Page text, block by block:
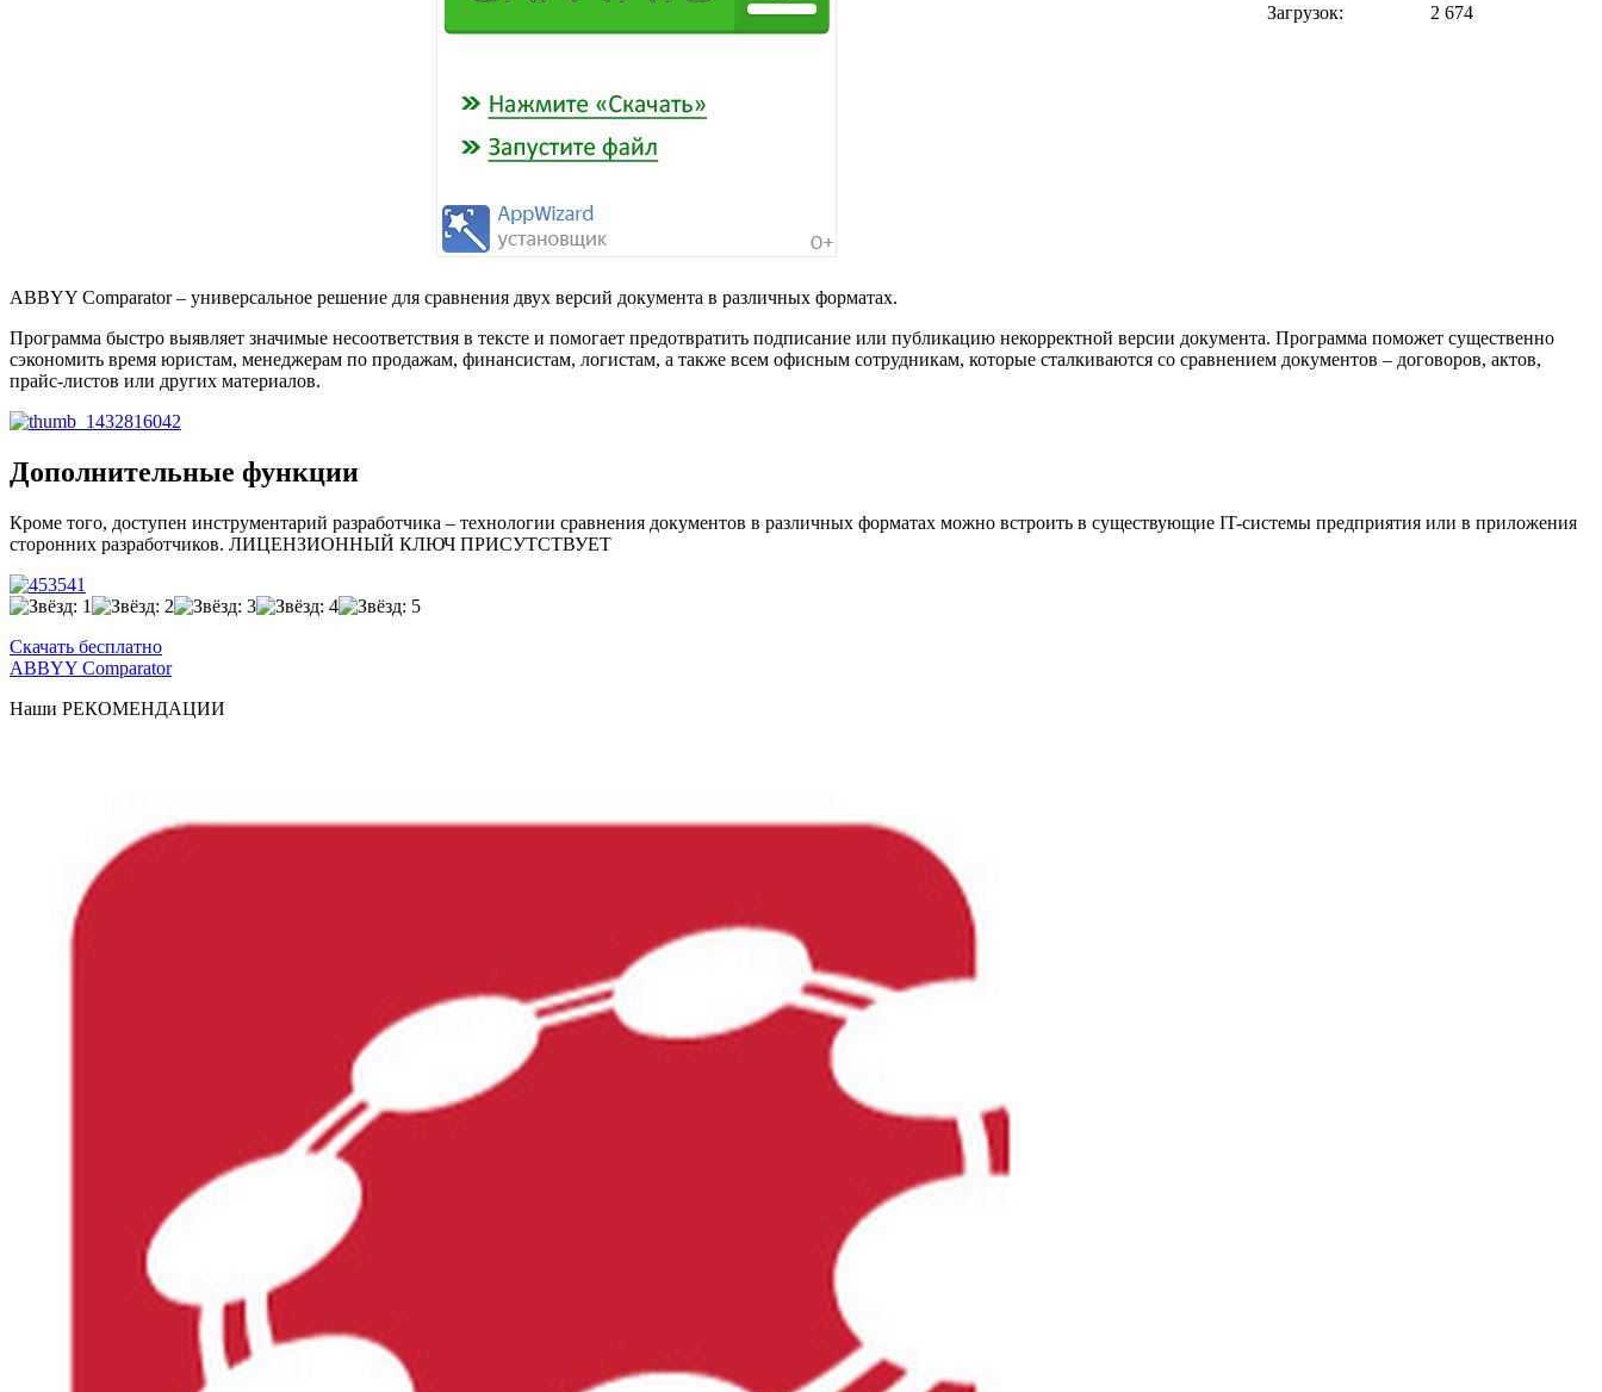
Загрузок:
2 674
ABBYY Comparator – универсальное решение для сравнения двух версий документа в различных форматах.
Программа быстро выявляет значимые несоответствия в тексте и помогает предотвратить подписание или публикацию некорректной версии документа. Программа поможет существенно
сэкономить время юристам, менеджерам по продажам, финансистам, логистам, а также всем офисным сотрудникам, которые сталкиваются со сравнением документов – договоров, актов,
прайс-листов или других материалов.
Дополнительные функции
Кроме того, доступен инструментарий разработчика – технологии сравнения документов в различных форматах можно встроить в существующие IT-системы предприятия или в приложения
сторонних разработчиков. ЛИЦЕНЗИОННЫЙ КЛЮЧ ПРИСУТСТВУЕТ
Скачать бесплатно
ABBYY Comparator
Наши РЕКОМЕНДАЦИИ